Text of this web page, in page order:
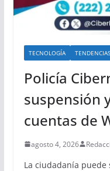
TECNOLOGÍA TENDENCIAS
Policía
suspensión
cuentas de
agosto 4, 2026
La ciudadanía